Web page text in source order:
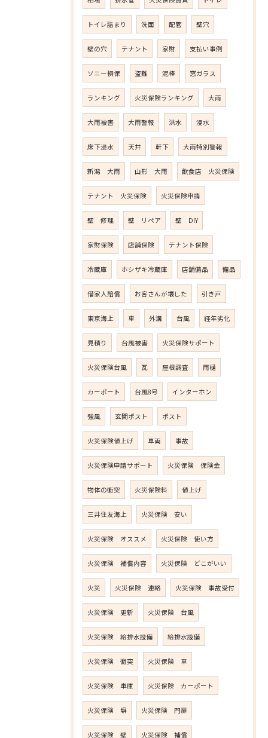
トイレ詰まり 洗面 配管 壁穴
壁の穴 テナント 家財 支払い事例
ソニー損保 盗難 泥棒 窓ガラス
ランキング 火災保険ランキング 大雨
大雨被害 大雨警報 洪水 浸水
床下浸水 天井 軒下 大雨特別警報
新潟 大雨 山形 大雨 飲食店 火災保険
テナント 火災保険 火災保険申請
壁 修理 壁 リペア 壁 DIY
家財保険 店舗保険 テナント保険
冷蔵庫 ホシザキ冷蔵庫 店舗備品 備品
借家人賠償 お客さんが壊した 引き戸
東京海上 車 外溝 台風 経年劣化
見積り 台風被害 火災保険サポート
火災保険台風 瓦 屋根調査 雨樋
カーポート 台風8号 インターホン
強風 玄関ポスト ポスト
火災保険値上げ 車両 事故
火災保険申請サポート 火災保険 保険金
物体の衝突 火災保険料 値上げ
三井住友海上 火災保険 安い
火災保険 オススメ 火災保険 使い方
火災保険 補償内容 火災保険 どこがいい
火災 火災保険 連絡 火災保険 事故受付
火災保険 更新 火災保険 台風
火災保険 給排水設備 給排水設備
火災保険 衝突 火災保険 車
火災保険 車庫 火災保険 カーポート
火災保険 塀 火災保険 門扉
火災保険 壁 火災保険 補償